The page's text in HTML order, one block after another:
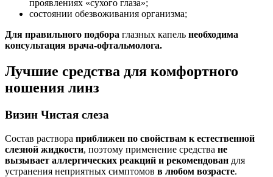
проявлениях «сухого глаза»;
состоянии обезвоживания организма;
Для правильного подбора глазных капель необходима
консультация врача-офтальмолога.
Лучшие средства для комфортного
ношения линз
Визин Чистая слеза
Состав раствора приближен по свойствам к естественной
слезной жидкости, поэтому применение средства не
вызывает аллергических реакций и рекомендован для
устранения неприятных симптомов в любом возрасте.